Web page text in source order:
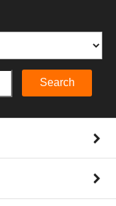
Search